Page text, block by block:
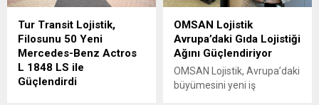
Tur Transit Lojistik,
Filosunu 50 Yeni
Mercedes-Benz Actros
L 1848 LS ile
Güçlendirdi
OMSAN Lojistik
Avrupa’daki Gıda Lojistiği
Ağını Güçlendiriyor
OMSAN Lojistik, Avrupa’daki
büyümesini yeni iş